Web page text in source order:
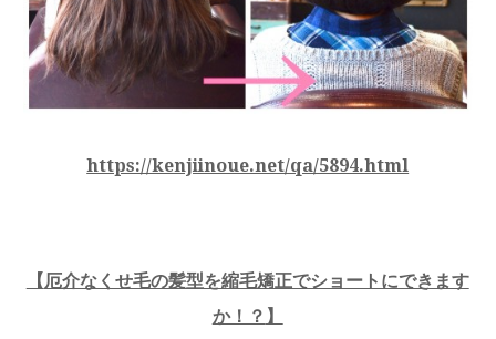
https://kenjiinoue.net/qa/5894.html
【厄介なくせ毛の髪型を縮毛矯正でショートにできます
か！？ 】